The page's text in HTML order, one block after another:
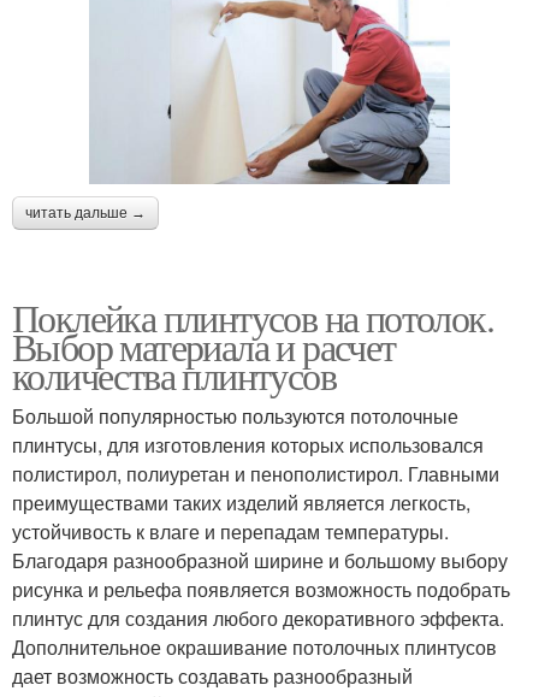
читать дальше →
Поклейка плинтусов на потолок.
Выбор материала и расчет
количества плинтусов
Большой популярностью пользуются потолочные
плинтусы, для изготовления которых использовался
полистирол, полиуретан и пенополистирол. Главными
преимуществами таких изделий является легкость,
устойчивость к влаге и перепадам температуры.
Благодаря разнообразной ширине и большому выбору
рисунка и рельефа появляется возможность подобрать
плинтус для создания любого декоративного эффекта.
Дополнительное окрашивание потолочных плинтусов
дает возможность создавать разнообразный